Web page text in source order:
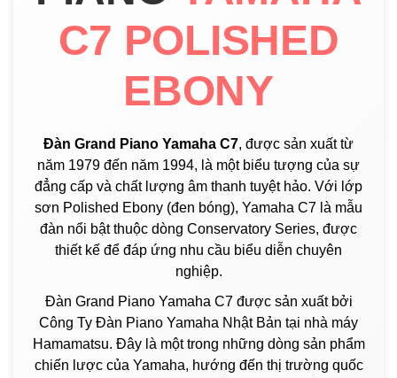
C7 POLISHED
EBONY
Đàn Grand Piano Yamaha C7, được sản xuất từ
năm 1979 đến năm 1994, là một biểu tượng của sự
đẳng cấp và chất lượng âm thanh tuyệt hảo. Với lớp
sơn Polished Ebony (đen bóng), Yamaha C7 là mẫu
đàn nổi bật thuộc dòng Conservatory Series, được
thiết kế để đáp ứng nhu cầu biểu diễn chuyên
nghiệp.
Đàn Grand Piano Yamaha C7 được sản xuất bởi
Công Ty Đàn Piano Yamaha Nhật Bản tại nhà máy
Hamamatsu. Đây là một trong những dòng sản phẩm
chiến lược của Yamaha, hướng đến thị trường quốc